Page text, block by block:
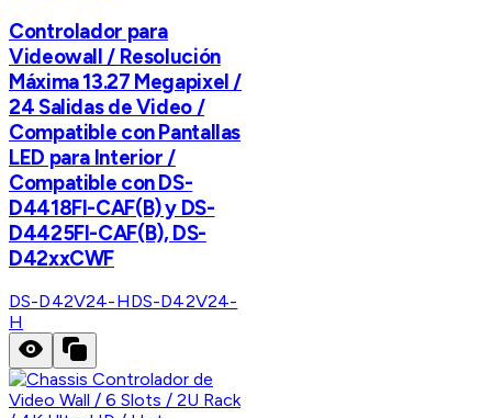
Controlador para
Videowall / Resolución
Máxima 13.27 Megapixel /
24 Salidas de Video /
Compatible con Pantallas
LED para Interior /
Compatible con DS-
D4418FI-CAF(B) y DS-
D4425FI-CAF(B), DS-
D42xxCWF
DS-D42V24-HDS-D42V24-
H